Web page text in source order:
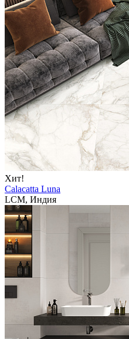
Хит!
Calacatta Luna
LCM, Индия